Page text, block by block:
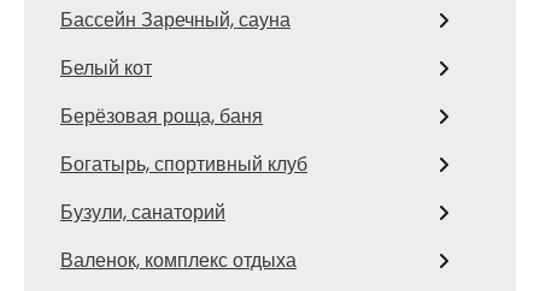
Бассейн Заречный, сауна
Белый кот
Берёзовая роща, баня
Богатырь, спортивный клуб
Бузули, санаторий
Валенок, комплекс отдыха